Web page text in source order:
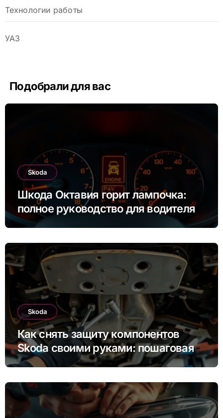
Технологии работы
УАЗ
Подобрали для вас
Skoda
Шкода Октавия горит лампочка:
полное руководство для водителя
Skoda
Как снять защиту компонентов
Skoda своими руками: пошаговая
инструкция для Rapid, Octavia и